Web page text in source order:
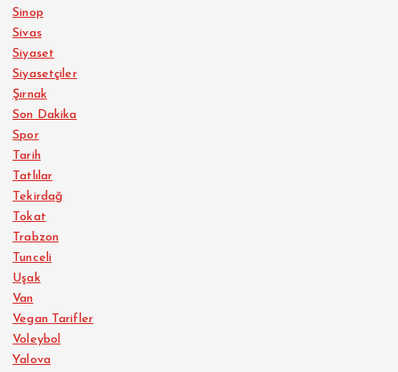
Sinop
Sivas
Siyaset
Siyasetçiler
Şırnak
Son Dakika
Spor
Tarih
Tatlılar
Tekirdağ
Tokat
Trabzon
Tunceli
Uşak
Van
Vegan Tarifler
Voleybol
Yalova